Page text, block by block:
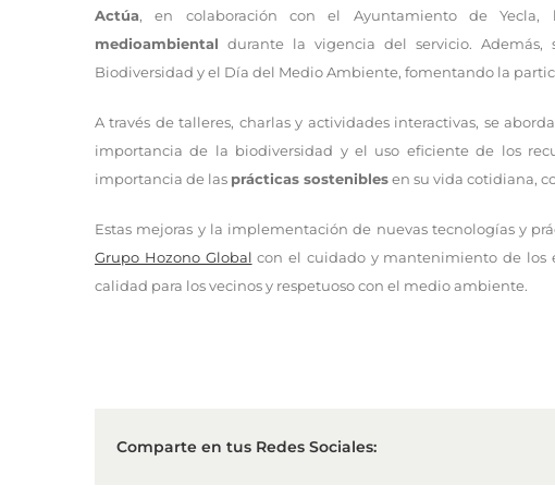
Actúa, en colaboración con el Ayuntamiento de
medioambiental durante la vigencia del servicio.
Biodiversidad y el Día del Medio Ambiente, fomentando la
A través de talleres, charlas y actividades interactivas, se
importancia de la biodiversidad y el uso eficiente de los
importancia de las prácticas sosteniblesen su vida cotidiana,
Estas mejoras y la implementación de nuevas tecnologías y
Grupo Hozono Global con el cuidado y mantenimiento de los
calidad para los vecinos y respetuoso con el medio ambiente.
Comparte en tus Redes Sociales: